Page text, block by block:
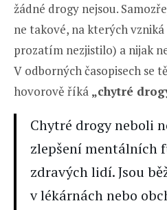
žádné drogy nejsou.
ne takové, na kterých
prozatím nezjistilo) a nijak
V odborných časopisech se
hovorově říká „chytré
Chytré drogy neboli
zlepšení mentálních
zdravých lidí. Jsou
v lékárnách nebo